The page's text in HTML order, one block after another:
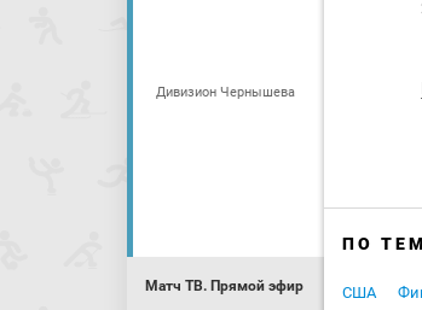
Дивизион Чернышева
Матч ТВ. Прямой эфир
ПО
США